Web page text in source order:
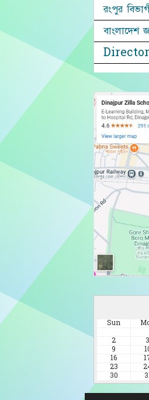
রংপুর
বাংলাদেশ
Sun
2
3
9
16
23
30